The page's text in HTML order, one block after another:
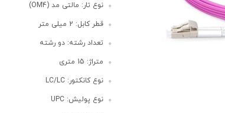
نوع تار: مالتی مد (OM4)
قطر کابل: 2 میلی متر
تعداد رشته: دو رشته
متراژ: 15 متری
نوع کانکتور: LC/LC
نوع پولیش: UPC